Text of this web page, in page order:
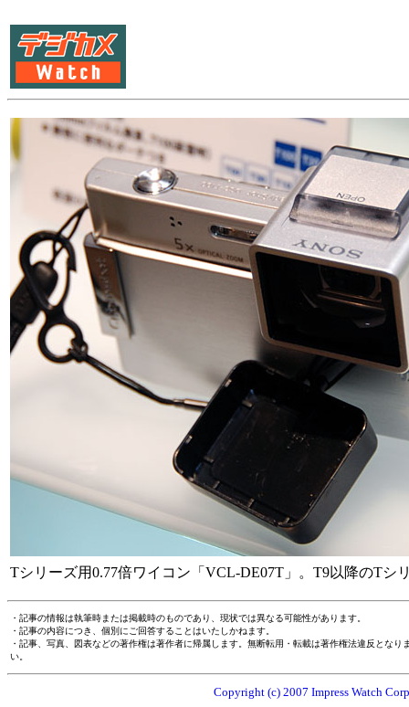
Tシリーズ用0.77倍ワイコン「VCL-DE07T」。T9以降のTシ
・記事の情報は執筆時または掲載時のものであり、現状では異なる可能性があります。
・記事の内容につき、個別にご回答することはいたしかねます。
・記事、写真、図表などの著作権は著作者に帰属します。無断転用・転載は著作権法違反とな
い。
Copyright (c) 2007 Impress Watch